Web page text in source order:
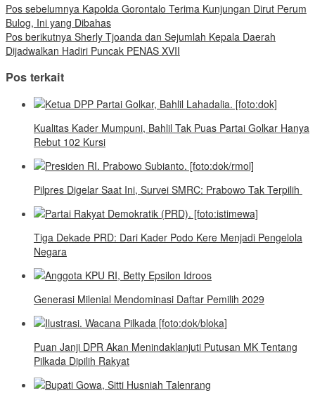
Pos sebelumnya Kapolda Gorontalo Terima Kunjungan Dirut Perum
Bulog, Ini yang Dibahas
Pos berikutnya Sherly Tjoanda dan Sejumlah Kepala Daerah
Dijadwalkan Hadiri Puncak PENAS XVII
Pos terkait
Kualitas Kader Mumpuni, Bahlil Tak Puas Partai Golkar Hanya
Rebut 102 Kursi
Pilpres Digelar Saat Ini, Survei SMRC: Prabowo Tak Terpilih
Tiga Dekade PRD: Dari Kader Podo Kere Menjadi Pengelola
Negara
Generasi Milenial Mendominasi Daftar Pemilih 2029
Puan Janji DPR Akan Menindaklanjuti Putusan MK Tentang
Pilkada Dipilih Rakyat